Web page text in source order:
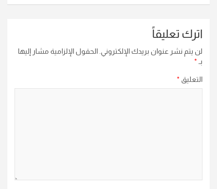
اترك تعليقاً
لن يتم نشر عنوان بريدك الإلكتروني. الحقول الإلزامية مشار إليها
بـ *
التعليق *